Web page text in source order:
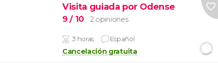
Visita guiada por Odense
9/ 10 2 opiniones
3 horas Español
Cancelación gratuita